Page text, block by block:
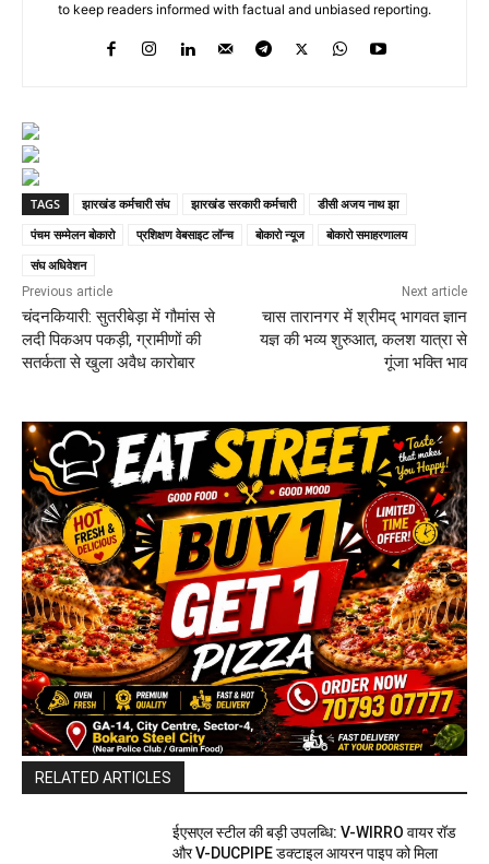
to keep readers informed with factual and unbiased reporting.
TAGS झारखंड कर्मचारी संघ झारखंड सरकारी कर्मचारी
डीसी अजय नाथ झा
पंचम सम्मेलन बोकारो
प्रशिक्षण वेबसाइट लॉन्च बोकारो न्यूज
बोकारो समाहरणालय
संघ अधिवेशन
Previous article
चंदनकियारी: सुतरीबेड़ा में गौमांस से
लदी पिकअप पकड़ी, ग्रामीणों की
सतर्कता से खुला अवैध कारोबार
Next article
चास तारानगर में श्रीमद् भागवत ज्ञान
यज्ञ की भव्य शुरुआत, कलश यात्रा से
गूंजा भक्ति भाव
RELATED ARTICLES
ईएसएल स्टील की बड़ी उपलब्धि: V-WIRRO वायर रॉड
और V-DUCPIPE डक्टाइल आयरन पाइप को मिला